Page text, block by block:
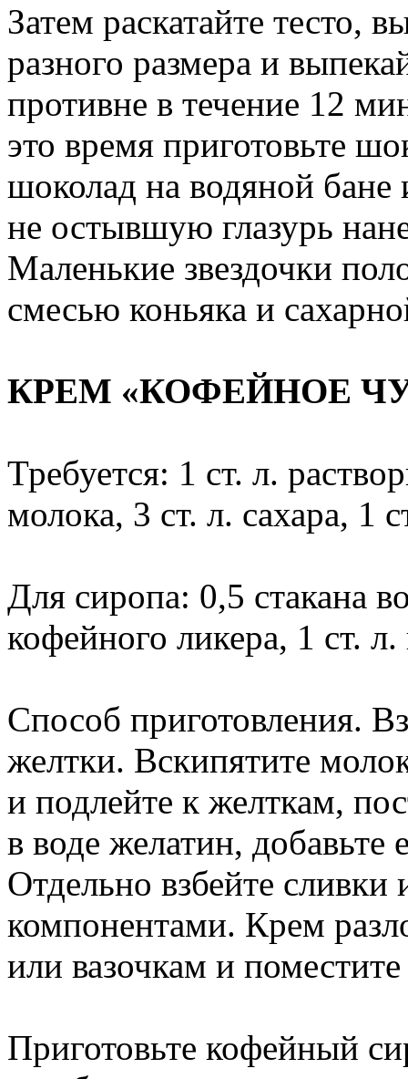
Затем раскатайте тесто,
разного размера и
противне в течение 12
это время приготовьте
шоколад на водяной бане
не остывшую глазурь
Маленькие звездочки
смесью коньяка и
КРЕМ «КОФЕЙНОЕ
Требуется: 1 ст. л.
молока, 3 ст. л. сахара, 1
Для сиропа: 0,5 стакана
кофейного ликера, 1 ст. л.
Способ приготовления.
желтки. Вскипятите
и подлейте к желткам,
в воде желатин,
Отдельно взбейте
компонентами. Крем
или вазочкам и
Приготовьте кофейный